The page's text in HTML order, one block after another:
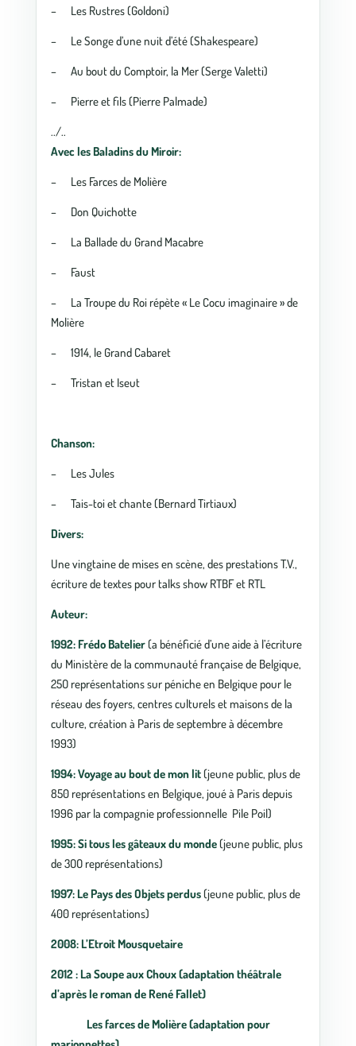
– Les Rustres (Goldoni)
– Le Songe d’une nuit d’été (Shakespeare)
– Au bout du Comptoir, la Mer (Serge Valetti)
– Pierre et fils (Pierre Palmade)
../..
Avec les Baladins du Miroir:
– Les Farces de Molière
– Don Quichotte
– La Ballade du Grand Macabre
– Faust
– La Troupe du Roi répète « Le Cocu imaginaire » de
Molière
– 1914, le Grand Cabaret
– Tristan et Iseut
Chanson:
– Les Jules
– Tais-toi et chante (Bernard Tirtiaux)
Divers:
Une vingtaine de mises en scène, des prestations T.V.,
écriture de textes pour talks show RTBF et RTL
Auteur:
1992: Frédo Batelier(a bénéficié d’une aide à l’écriture
du Ministère de la communauté française de Belgique,
25O représentations sur péniche en Belgique pour le
réseau des foyers, centres culturels et maisons de la
culture, création à Paris de septembre à décembre
1993)
1994:Voyage au bout de mon lit(jeune public, plus de
850 représentations en Belgique, joué à Paris depuis
1996 par la compagnie professionnelle Pile Poil)
1995:Si tous les gâteaux du monde(jeune public, plus
de 3OO représentations)
1997: Le Pays des Objets perdus(jeune public, plus de
400 représentations)
2008: L’Etroit Mousquetaire
2012 : La Soupe aux Choux (adaptation théâtrale
d’après le roman de René Fallet)
Les farces de Molière (adaptation pour